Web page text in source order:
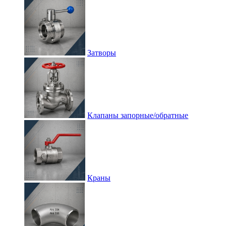
Затворы
Клапаны запорные/обратные
Краны